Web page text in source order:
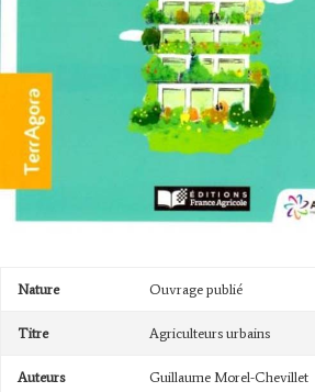
Nature Ouvrage publié
Titre Agriculteurs urbains
Auteurs Guillaume Morel-Chevillet